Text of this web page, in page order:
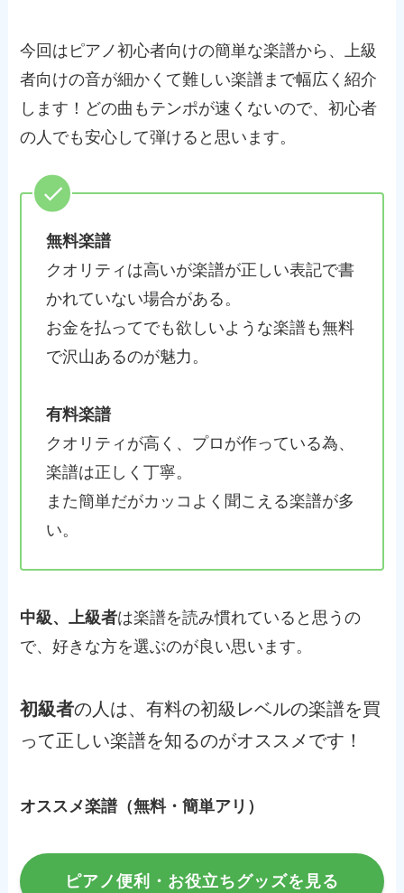
今回はピアノ初心者向けの簡単な楽譜から、上級
者向けの音が細かくて難しい楽譜まで幅広く紹介
します！どの曲もテンポが速くないので、初心者
の人でも安心して弾けると思います。
無料楽譜
クオリティは高いが楽譜が正しい表記で書
かれていない場合がある。
お金を払ってでも欲しいような楽譜も無料
で沢山あるのが魅力。
有料楽譜
クオリティが高く、プロが作っている為、
楽譜は正しく丁寧。
また簡単だがカッコよく聞こえる楽譜が多
い。
中級、上級者は楽譜を読み慣れていると思うの
で、好きな方を選ぶのが良い思います。
初級者の人は、有料の初級レベルの楽譜を買
って正しい楽譜を知るのがオススメです！
オススメ楽譜（無料・簡単アリ）
ピアノ便利・お役立ちグッズを見る